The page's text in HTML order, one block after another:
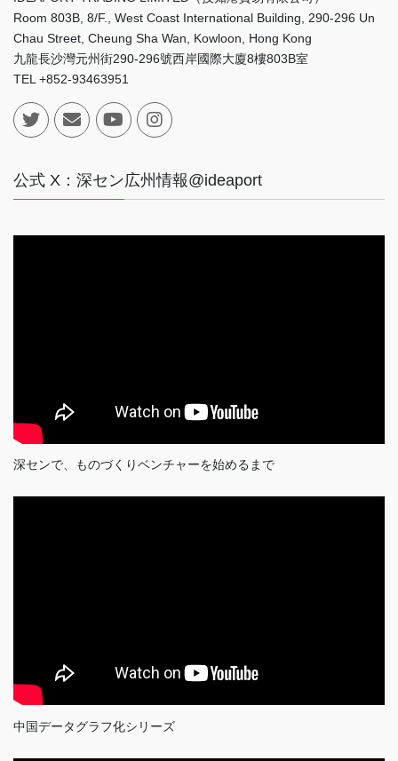
Room 803B, 8/F., West Coast International Building, 290-296 Un
Chau Street, Cheung Sha Wan, Kowloon, Hong Kong
九龍長沙灣元州街290-296號西岸國際大廈8樓803B室
TEL +852-93463951
公式 X：深セン広州情報@ideaport
深センで、ものづくりベンチャーを始めるまで
中国データグラフ化シリーズ